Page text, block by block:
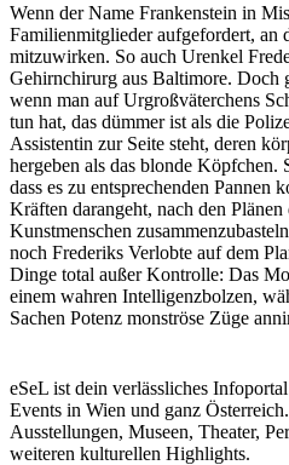
Wenn der Name Frankenstein in
Familienmitglieder aufgefordert, an
mitzuwirken. So auch Urenkel
Gehirnchirurg aus Baltimore. Doch
wenn man auf Urgroßväterchens
tun hat, das dümmer ist als die
Assistentin zur Seite steht, deren
hergeben als das blonde Köpfchen.
dass es zu entsprechenden Pannen
Kräften darangeht, nach den Plänen
Kunstmenschen
noch Frederiks Verlobte auf dem
Dinge total außer Kontrolle: Das
einem wahren Intelligenzbolzen,
Sachen Potenz monströse Züge
(TMDB)
...Mehr lesen
eSeL ist dein verlässliches
Events in Wien und ganz
Ausstellungen, Museen, Theater,
weiteren kulturellen Highlights.